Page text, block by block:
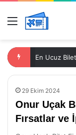
Menü
En Ucuz Bilet
29 Ekim 2024
Onur Uçak
Fırsatlar ve